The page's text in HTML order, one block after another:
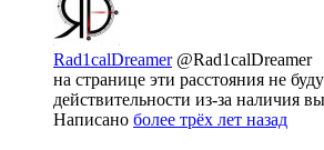
Rad1calDreamer @Rad1calDreamer
на странице эти расстояния не
действительности из-за наличия
Написано более трёх лет назад